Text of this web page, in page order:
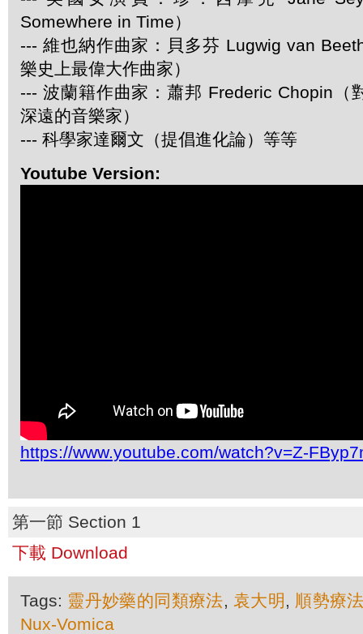
Somewhere in Time）
--- 維也納作曲家：貝多芬 Lugwig van
樂史上最偉大作曲家）
--- 波蘭籍作曲家：蕭邦 Frederic Chopin（
深遠的音樂家）
--- 科學家達爾文（提倡進化論）等等
Youtube Version:
https://www.youtube.com/watch?v=Z-
第一節 Section 1
下載 Download
Tags: 靈丹妙藥的同類療法, 袁大明 , 順勢療
Nux-Vomica